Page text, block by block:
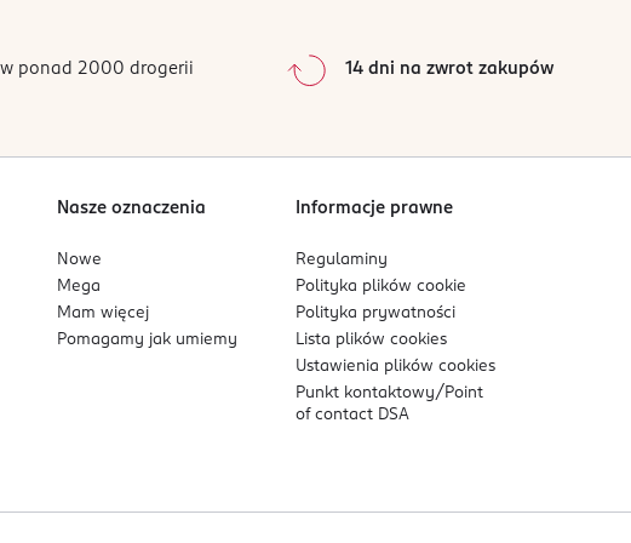
0%
Sortowanie wgdata: od najnowszej
ponad 2000 drogerii 14 dni na zwrot zakupów
Nasze oznaczenia
Nowe
Mega
Mam więcej
Pomagamy jak umiemy
Informacje prawne
Regulaminy
Polityka plikówcookie
Polityka prywatności
Lista plikówcookies
Ustawienia plikówcookies
Punkt kontaktowy/ Point
of contact DSA